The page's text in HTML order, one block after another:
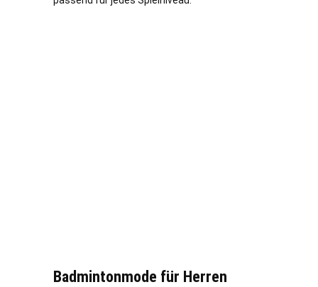
Badmintonmode für Herren